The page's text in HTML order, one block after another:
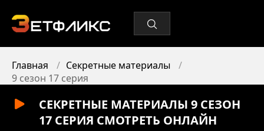
Главная
Секретные материалы
9 сезон 17 серия
СЕКРЕТНЫЕ МАТЕРИАЛЫ 9 СЕЗОН
17 СЕРИЯ СМОТРЕТЬ ОНЛАЙН